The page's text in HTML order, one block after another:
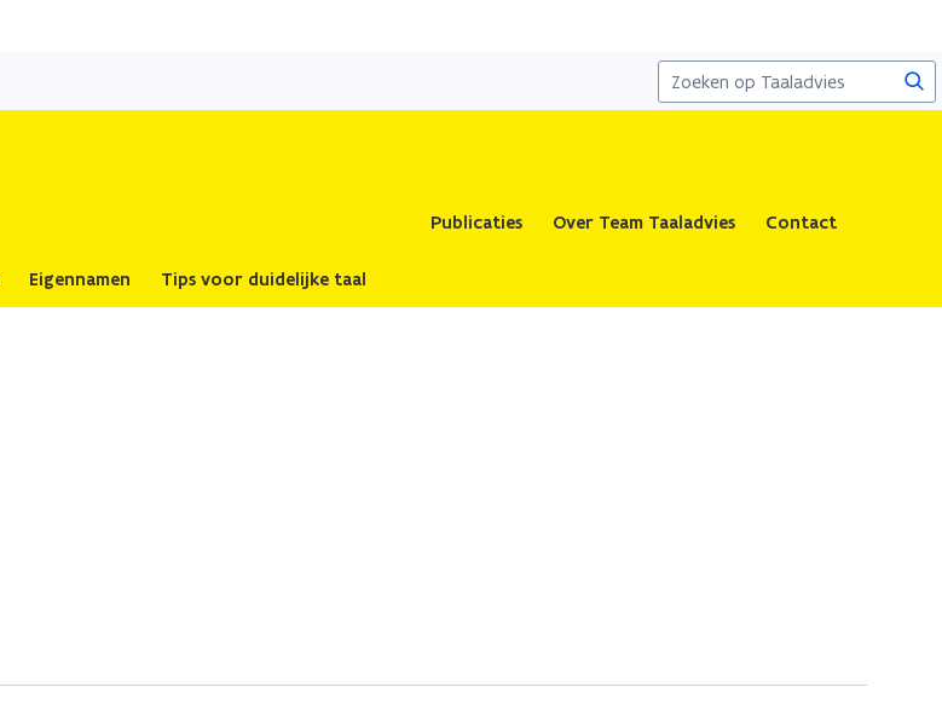
naar
Publicaties Over Team Taaladvies Contact
Eigennamen Tips voor duidelijke taal